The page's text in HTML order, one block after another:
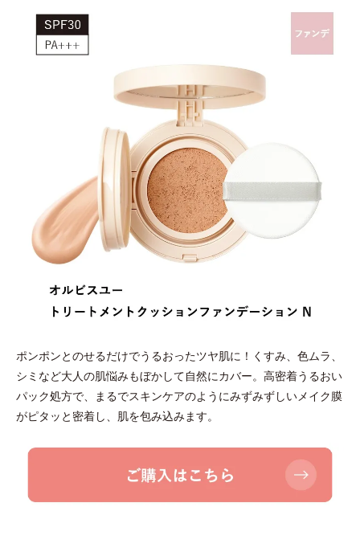
ポンポンとのせるだけでうるおったツヤ肌に！くすみ、色ムラ、
シミなど大人の肌悩みもぼかして自然にカバー。高密着うるおい
パック処方で、まるでスキンケアのようにみずみずしいメイク膜
がピタッと密着し、肌を包み込みます。